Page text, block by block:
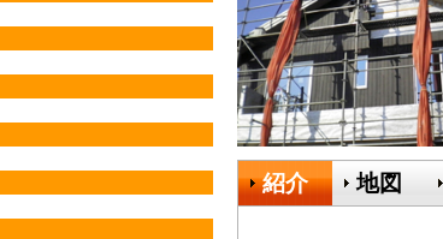
紹介 地図